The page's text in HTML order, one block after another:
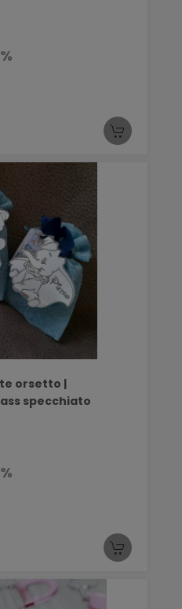
orsetto |
specchiato